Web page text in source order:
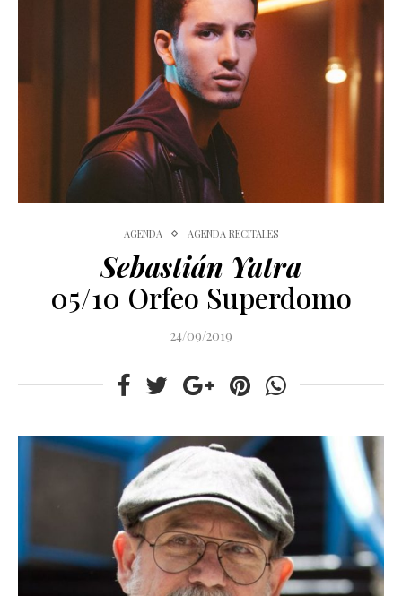
AGENDA AGENDA RECITALES
Sebastián Yatra
05/10 Orfeo Superdomo
24/09/2019